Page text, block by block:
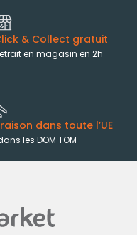
& Collect gratuit
en magasin en 2h
dans toute l’UE
les DOM TOM